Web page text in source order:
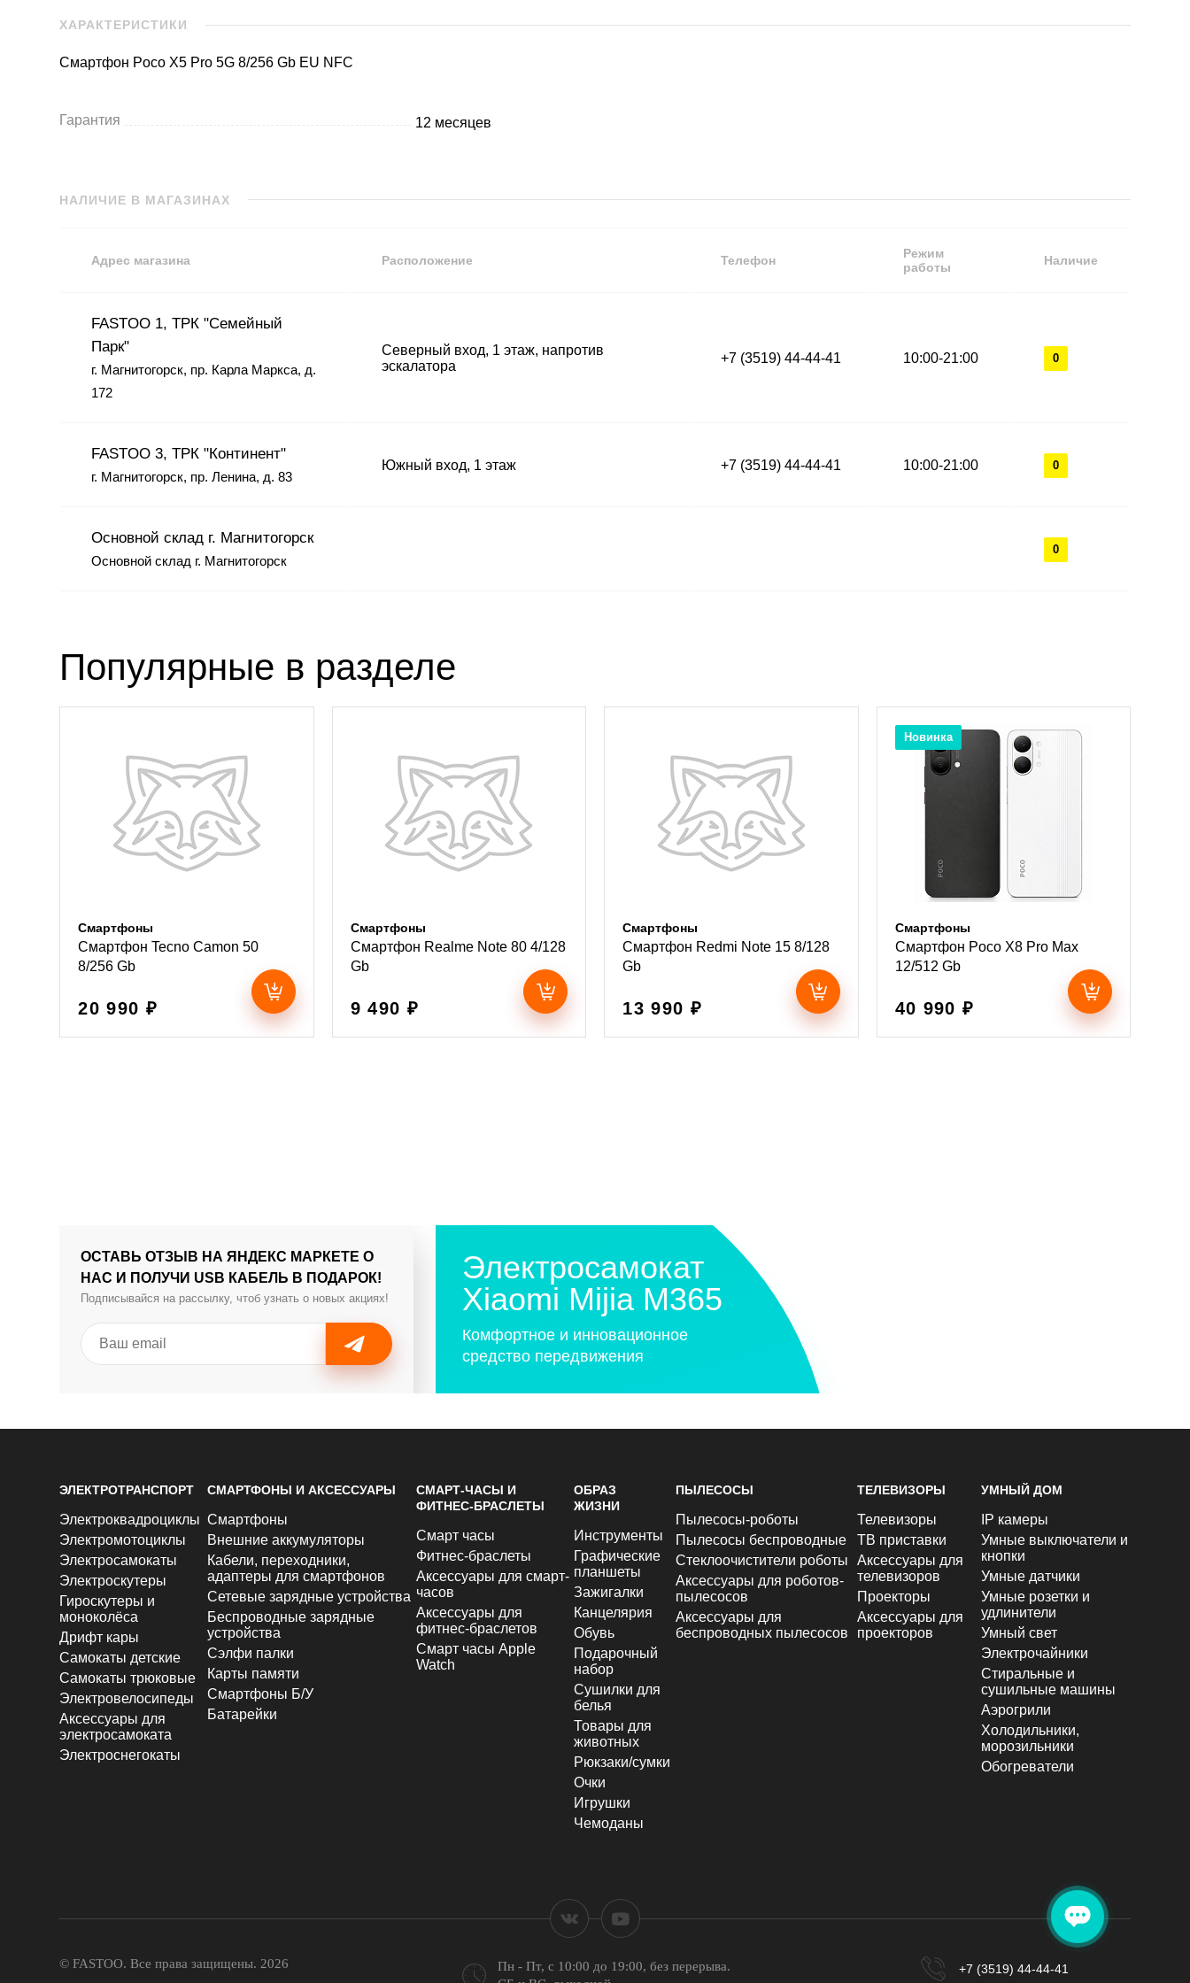
ХАРАКТЕРИСТИКИ
Смартфон Poco X5 Pro 5G 8/256 Gb EU NFC
Гарантия 12 месяцев
НАЛИЧИЕ В МАГАЗИНАХ
Адрес магазина Расположение Телефон
Режим
работы
Наличие
FASTOO 1, ТРК "Семейный
Парк"
г. Магнитогорск, пр. Карла Маркса, д.
172
Северный вход, 1 этаж, напротив
эскалатора
+7 (3519) 44-44-41 10:00-21:00 0
FASTOO 3, ТРК "Континент"
г. Магнитогорск, пр. Ленина, д. 83
Южный вход, 1 этаж +7 (3519) 44-44-41 10:00-21:00 0
Основной склад г. Магнитогорск
Основной склад г. Магнитогорск
0
Популярные в разделе
Смартфоны
Смартфон Tecno Camon 50
8/256 Gb
20 990 ₽
Смартфоны
Смартфон Realme Note 80 4/128
Gb
9 490 ₽
Смартфоны
Смартфон Redmi Note 15 8/128
Gb
13 990 ₽
Новинка
Смартфоны
Смартфон Poco X8 Pro Max
12/512 Gb
40 990 ₽
ОСТАВЬ ОТЗЫВ НА ЯНДЕКС МАРКЕТЕ О
НАС И ПОЛУЧИ USB КАБЕЛЬ В ПОДАРОК!
Подписывайся на рассылку, чтоб узнать о новых акциях!
Электросамокат
Xiaomi Mijia M365
Комфортное и инновационное
средство передвижения
ЭЛЕКТРОТРАНСПОРТ
Электроквадроциклы
Электромотоциклы
Электросамокаты
Электроскутеры
Гироскутеры и
моноколёса
Дрифт кары
Самокаты детские
Самокаты трюковые
Электровелосипеды
Аксессуары для
электросамоката
Электроснегокаты
СМАРТФОНЫ И АКСЕССУАРЫ
Смартфоны
Внешние аккумуляторы
Кабели, переходники,
адаптеры для смартфонов
Сетевые зарядные устройства
Беспроводные зарядные
устройства
Сэлфи палки
Карты памяти
Смартфоны Б/У
Батарейки
СМАРТ-ЧАСЫ И
ФИТНЕС-БРАСЛЕТЫ
Смарт часы
Фитнес-браслеты
Аксессуары для смарт-
часов
Аксессуары для
фитнес-браслетов
Смарт часы Apple
Watch
ОБРАЗ
ЖИЗНИ
Инструменты
Графические
планшеты
Зажигалки
Канцелярия
Обувь
Подарочный
набор
Сушилки для
белья
Товары для
животных
Рюкзаки/сумки
Очки
Игрушки
Чемоданы
ПЫЛЕСОСЫ
Пылесосы-роботы
Пылесосы беспроводные
Стеклоочистители роботы
Аксессуары для роботов-
пылесосов
Аксессуары для
беспроводных пылесосов
ТЕЛЕВИЗОРЫ
Телевизоры
ТВ приставки
Аксессуары для
телевизоров
Проекторы
Аксессуары для
проекторов
УМНЫЙ ДОМ
IP камеры
Умные выключатели и
кнопки
Умные датчики
Умные розетки и
удлинители
Умный свет
Электрочайники
Стиральные и
сушильные машины
Аэрогрили
Холодильники,
морозильники
Обогреватели
© FASTOO. Все права защищены. 2026 Пн - Пт, с 10:00 до 19:00, без перерыва.
+7 (3519) 44-44-41